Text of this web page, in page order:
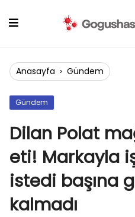
Anasayfa › Gündem
Gündem
Dilan Polat
eti! Markayla
istedi başına
kalmadı